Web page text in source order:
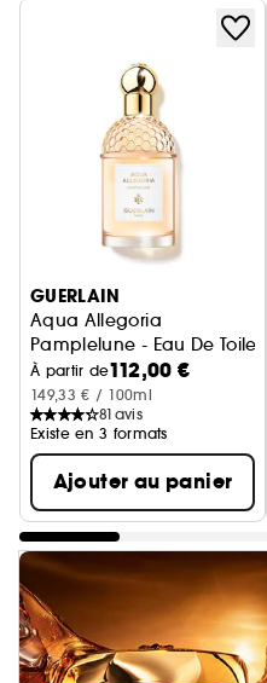
GUERLAIN
Aqua Allegoria
Pamplelune - Eau De
À partir de112,00 €
149,33 € / 100ml
81 avis
Existe en 3 formats
Ajouter au panier